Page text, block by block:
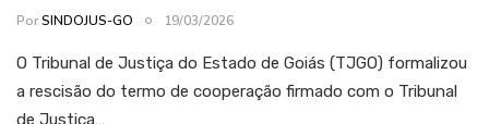
PorSINDOJUS-GO 19/03/2026
O Tribunal de Justiça do Estado de Goiás (TJGO) formalizou
a rescisão do termo de cooperação firmado com o Tribunal
de Justiça…